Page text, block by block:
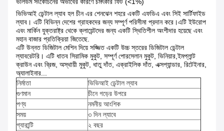
ভিভিআই ডেন্টাল ল্যাব হল চীন এর শেনঝেন শহরে একটি এফডিএ এবং সিই সার্টিফাইড
ল্যাব। এটি বিভিন্ন দেশের গ্রাহকদের জন্য সম্পূর্ণ পরিসীমা প্রদান করে।এটি ইউরোপ
এবং মার্কিন যুক্তরাষ্ট্র থেকে ক্লায়েন্টদের জন্য একটি স্থিতিশীল অংশীদার হয়েছে এবং
মহান বাজার প্রতিক্রিয়া জিতেছে.
এটি উন্নত ডিজিটাল মেশিন দিয়ে সজ্জিত একটি উচ্চ স্তরের ডিজিটাল ডেন্টাল
ল্যাবরেটরি। এটি ধাতব সিরামিক মুকুট, সম্পূর্ণ পোরসেলান মুকুট, ভিনিয়ার,ইমপ্লান্ট
ক্রাউন এবং ব্রিজ, অস্থায়ী মুকুট, ধাতু দাঁত, এক্রাইলিক দাঁত, এক্সপ্যান্ডার, রিটেইনার,
অ্যালাইনার...
নির্মাতা
ভিভিআই ডেন্টাল ল্যাব
গুণমান
চীনে গড়ের উপরে
পণ্য
নমনীয় আংশিক
সময়
৩ দিন ল্যাবে
গ্যারান্টি
২ বছর